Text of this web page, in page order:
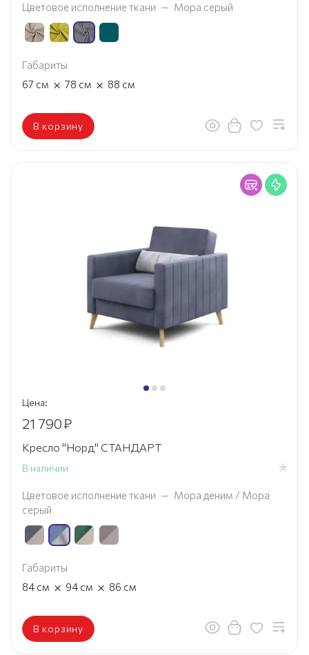
Цветовое исполнение ткани — Мора серый
Габариты
67 см × 78 см × 88 см
В корзину
Цена:
21 790₽
Кресло "Норд" СТАНДАРТ
В наличии
Цветовое исполнение ткани — Мора деним / Мора
серый
Габариты
84 см × 94 см × 86 см
В корзину